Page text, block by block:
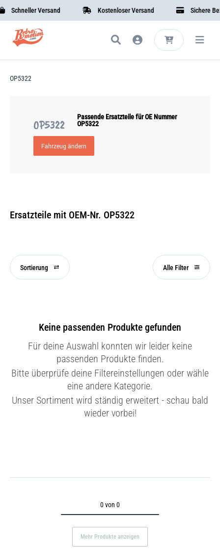
Schneller Versand Kostenloser Versand Sichere
OP5322
OP5322
Passende Ersatzteile für OE Nummer
OP5322
Fahrzeug ändern
Ersatzteile mit OEM-Nr. OP5322
Sortierung Alle Filter
Keine passenden Produkte gefunden
Für deine Auswahl konnten wir leider keine
passenden Produkte finden.
Bitte überprüfe deine Filtereinstellungen oder wähle
eine andere Kategorie.
Unser Sortiment wird ständig erweitert - schau bald
wieder vorbei!
0 von 0
Mehr Produkte anzeigen